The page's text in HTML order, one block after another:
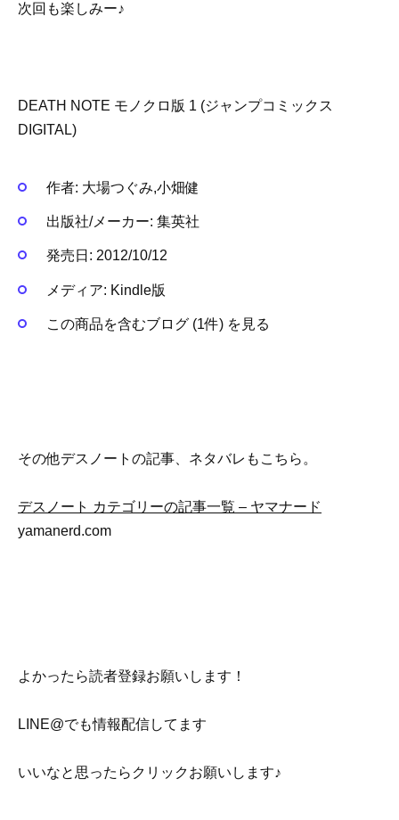
次回も楽しみー♪
DEATH NOTE モノクロ版 1 (ジャンプコミックス
DIGITAL)
作者: 大場つぐみ,小畑健
出版社/メーカー: 集英社
発売日: 2012/10/12
メディア: Kindle版
この商品を含むブログ (1件) を見る
その他デスノートの記事、ネタバレもこちら。
デスノート カテゴリーの記事一覧 – ヤマナード
yamanerd.com
よかったら読者登録お願いします！
LINE@でも情報配信してます
いいなと思ったらクリックお願いします♪